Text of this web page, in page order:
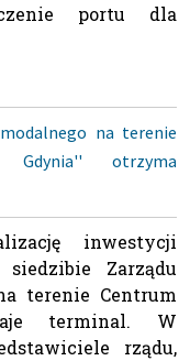
portu dla
na terenie
Gdynia'' otrzyma
inwestycji
Zarządu
terenie Centrum
terminal. W
rządu,